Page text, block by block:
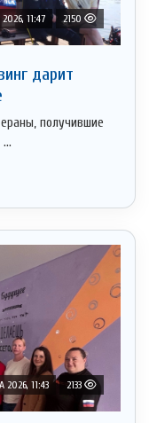
11:47 2150
дарит
получившие
2026, 11:43 2133